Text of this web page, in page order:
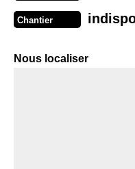
Chantier
Nous localiser